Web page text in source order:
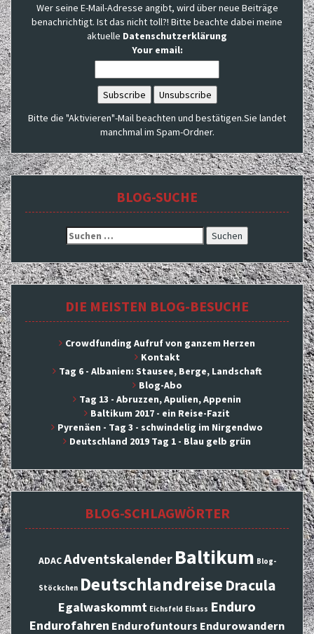
Wer seine E-Mail-Adresse angibt, wird über neue Beiträge
benachrichtigt. Ist das nicht toll?! Bitte beachte dabei meine
aktuelle Datenschutzerklärung
Your email:
Bitte die "Aktivieren"-Mail beachten und bestätigen.Sie landet
manchmal im Spam-Ordner.
BLOG-SUCHE
Suchen
nach:
DIE MEISTEN BLOG-BESUCHE
Crowdfunding Aufruf von ganzem Herzen
Kontakt
Tag 6 - Albanien: Stausee, Berge, Landschaft
Blog-Abo
Tag 13 - Abruzzen, Apulien, Appenin
Baltikum 2017 - ein Reise-Fazit
Pyrenäen - Tag 3 - schwindelig im Nirgendwo
Deutschland 2019 Tag 1 - Blau gelb grün
BLOG-SCHLAGWÖRTER
ADACAdventskalender Baltikum Blog-
Stöckchen Deutschlandreise Dracula
Egalwaskommt Eichsfeld Elsass Enduro
Endurofahren Endurofuntours Endurowandern